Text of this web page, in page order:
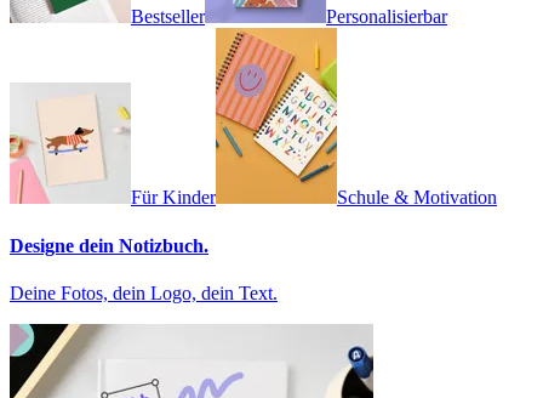
Bestseller Personalisierbar
Für Kinder Schule & Motivation
Designe dein Notizbuch.
Deine Fotos, dein Logo, dein Text.